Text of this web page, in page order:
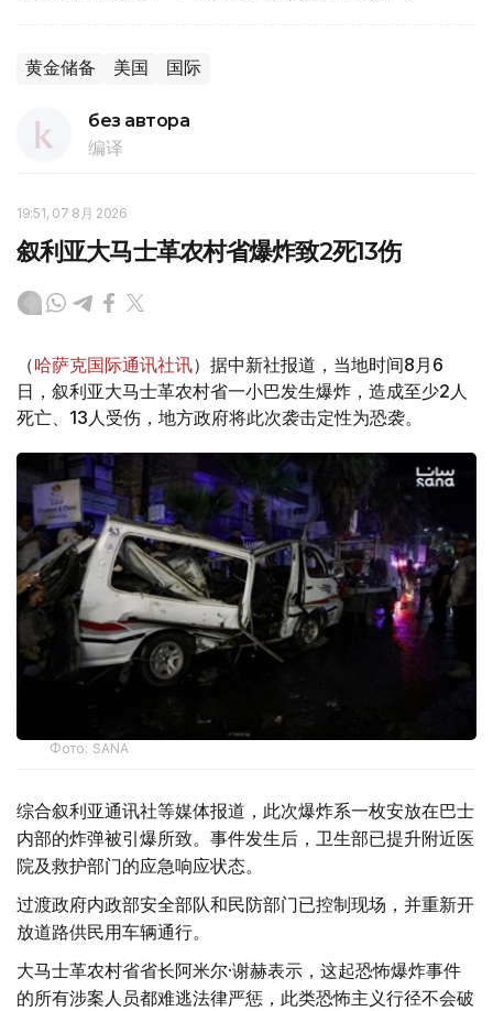
黄金储备 美国 国际
без автора
编译
19:51, 07 8月 2026
叙利亚大马士革农村省爆炸致2死13伤
（哈萨克国际通讯社讯）据中新社报道，当地时间8月6
日，叙利亚大马士革农村省一小巴发生爆炸，造成至少2人
死亡、13人受伤，地方政府将此次袭击定性为恐袭。
Фото: SANA
综合叙利亚通讯社等媒体报道，此次爆炸系一枚安放在巴士
内部的炸弹被引爆所致。事件发生后，卫生部已提升附近医
院及救护部门的应急响应状态。
过渡政府内政部安全部队和民防部门已控制现场，并重新开
放道路供民用车辆通行。
大马士革农村省省长阿米尔·谢赫表示，这起恐怖爆炸事件
的所有涉案人员都难逃法律严惩，此类恐怖主义行径不会破